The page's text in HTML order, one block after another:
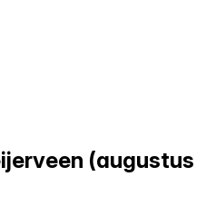
(augustus